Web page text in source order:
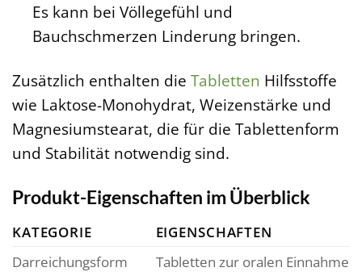
Es kann bei Völlegefühl und
Bauchschmerzen Linderung bringen.
Zusätzlich enthalten die Tabletten Hilfsstoffe
wie Laktose-Monohydrat, Weizenstärke und
Magnesiumstearat, die für die Tablettenform
und Stabilität notwendig sind.
Produkt-Eigenschaften im Überblick
KATEGORIE
EIGENSCHAFTEN
Darreichungsform
Tabletten zur oralen Einnahme